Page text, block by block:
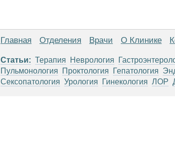
Главная Отделения Врачи О Клинике
Статьи: Терапия Неврология
Пульмонология
Проктология Гепатология
Сексопатология Урология Гинекология ЛОР